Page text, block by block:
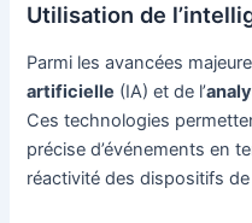
Utilisation de
Parmi les avancées
artificielle (IA) et de l’
Ces technologies
précise d’événements en
réactivité des dispositifs